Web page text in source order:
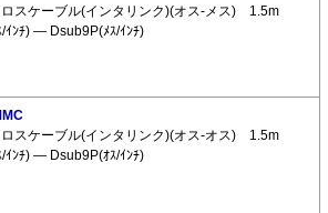
スケーブル(インタリンク)(オス-メス) 1.5m
ｲﾝﾁ) ― Dsub9P(ﾒｽ/ｲﾝﾁ)
スケーブル(インタリンク)(オス-オス) 1.5m
ｲﾝﾁ) ― Dsub9P(ｵｽ/ｲﾝﾁ)